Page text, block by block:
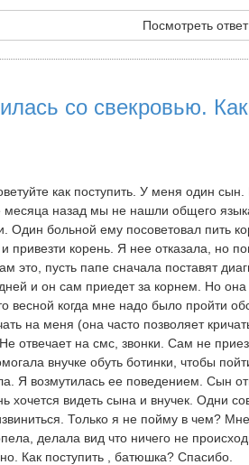
Посмотреть ответ
со свекровью.
как поступить. У меня один
месяца назад мы не нашли общего
Один больной ему посоветовал пить
привезти корень. Я нее отказала, но
это, пусть папе сначала поставят
и он сам приедет за корнем. Но
весной когда мне надо было пройти
на меня (она часто позволяет
отвечает на смс, звонки. Сам не
внучке обуть ботинки, чтобы
Я возмутилась ее поведением. Сын
хочется видеть сына и внучек. Одни
Только я не пойму в чем?
делала вид что ничего не
Как поступить , батюшка? Спасибо.